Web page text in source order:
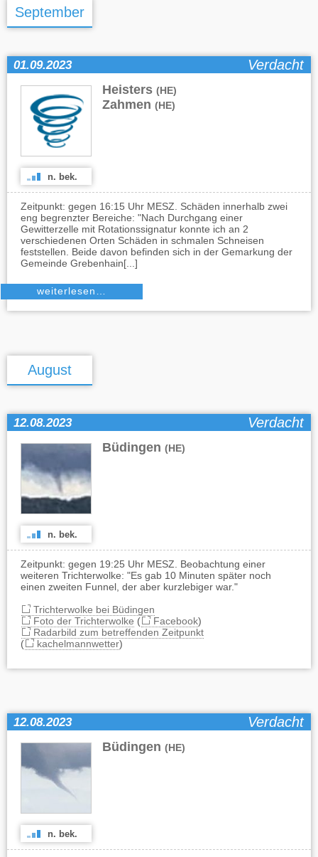
September
01.09.2023 Verdacht
Heisters (HE)
Zahmen (HE)
n. bek.
Zeitpunkt: gegen 16:15 Uhr MESZ. Schäden innerhalb zwei
eng begrenzter Bereiche: "Nach Durchgang einer
Gewitterzelle mit Rotationssignatur konnte ich an 2
verschiedenen Orten Schäden in schmalen Schneisen
feststellen. Beide davon befinden sich in der Gemarkung der
Gemeinde Grebenhain[...]
weiterlesen…
August
12.08.2023 Verdacht
Büdingen (HE)
n. bek.
Zeitpunkt: gegen 19:25 Uhr MESZ. Beobachtung einer
weiteren Trichterwolke: "Es gab 10 Minuten später noch
einen zweiten Funnel, der aber kurzlebiger war."
Trichterwolke bei Büdingen
Foto der Trichterwolke ( Facebook)
Radarbild zum betreffenden Zeitpunkt
(
kachelmannwetter)
12.08.2023 Verdacht
Büdingen (HE)
n. bek.